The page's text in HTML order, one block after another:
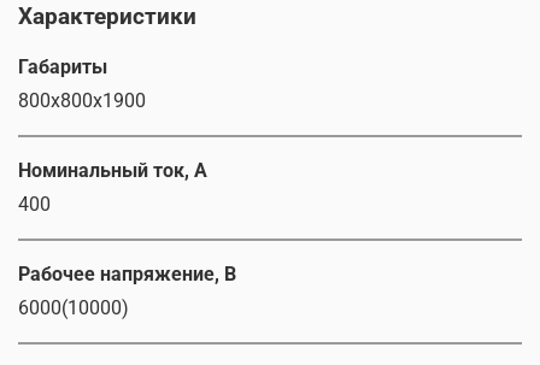
Характеристики
Габариты
800x800x1900
Номинальный ток, А
400
Рабочее напряжение, В
6000(10000)